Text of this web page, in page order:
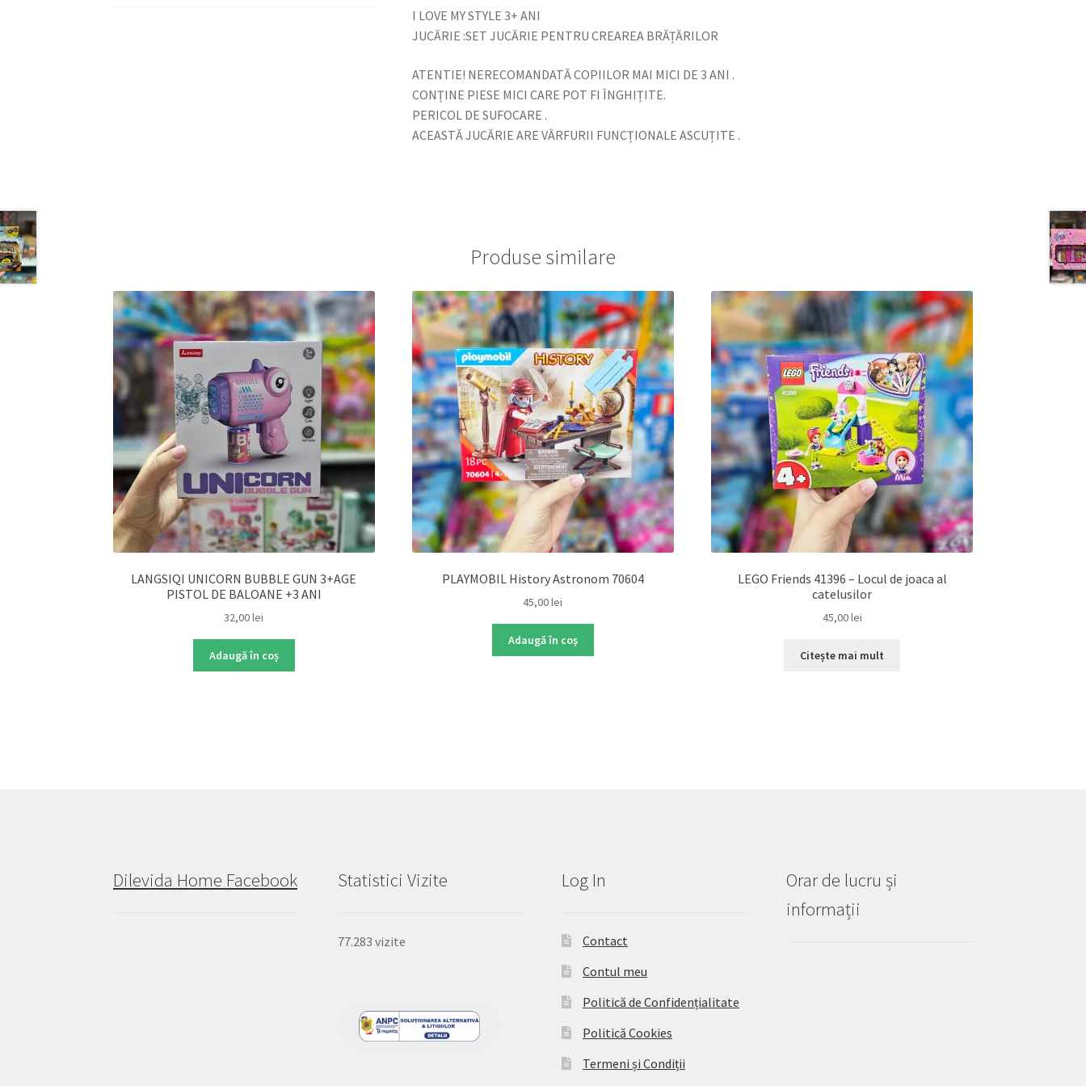
I LOVE MY STYLE 3+ ANI
JUCĂRIE :SET JUCĂRIE PENTRU CREAREA BRĂȚĂRILOR
ATENTIE! NERECOMANDATĂ COPIILOR MAI MICI DE 3 ANI .
CONȚINE PIESE MICI CARE POT FI ÎNGHIȚITE.
PERICOL DE SUFOCARE .
ACEASTĂ JUCĂRIE ARE VÂRFURII FUNCȚIONALE ASCUȚITE .
Produse similare
LANGSIQI UNICORN BUBBLE GUN 3+AGE
PISTOL DE BALOANE +3 ANI
32,00lei
Adaugă în coș
PLAYMOBIL History Astronom 70604
45,00lei
Adaugă în coș
LEGO Friends 41396 – Locul de joaca al
catelusilor
45,00lei
Citește mai mult
Dilevida Home Facebook Statistici Vizite
77.283 vizite
Log In
Contact
Contul meu
Politică de Confidențialitate
Politică Cookies
Termeni și Condiții
Orar de lucru și
informații